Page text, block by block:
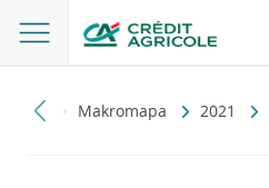
Makromapa 2021